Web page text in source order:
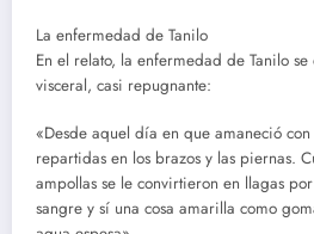
La enfermedad de Tanilo
En el relato, la enfermedad de Tanilo
visceral, casi repugnante:
«Desde aquel día en que amaneció
repartidas en los brazos y las piernas.
ampollas se le convirtieron en llagas
sangre y sí una cosa amarilla como